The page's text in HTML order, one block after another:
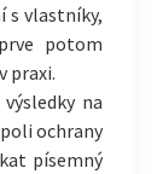
s vlastníky,
potom
praxi.
na
ochrany
písemný